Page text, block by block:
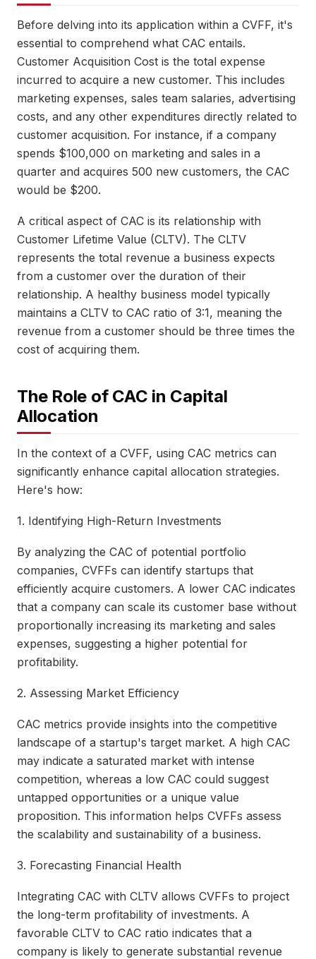
Before delving into its application within a CVFF, it's
essential to comprehend what CAC entails.
Customer Acquisition Cost is the total expense
incurred to acquire a new customer. This includes
marketing expenses, sales team salaries, advertising
costs, and any other expenditures directly related to
customer acquisition. For instance, if a company
spends $100,000 on marketing and sales in a
quarter and acquires 500 new customers, the CAC
would be $200.
A critical aspect of CAC is its relationship with
Customer Lifetime Value (CLTV). The CLTV
represents the total revenue a business expects
from a customer over the duration of their
relationship. A healthy business model typically
maintains a CLTV to CAC ratio of 3:1, meaning the
revenue from a customer should be three times the
cost of acquiring them.
The Role of CAC in Capital
Allocation
In the context of a CVFF, using CAC metrics can
significantly enhance capital allocation strategies.
Here's how:
1. Identifying High-Return Investments
By analyzing the CAC of potential portfolio
companies, CVFFs can identify startups that
efficiently acquire customers. A lower CAC indicates
that a company can scale its customer base without
proportionally increasing its marketing and sales
expenses, suggesting a higher potential for
profitability.
2. Assessing Market Efficiency
CAC metrics provide insights into the competitive
landscape of a startup's target market. A high CAC
may indicate a saturated market with intense
competition, whereas a low CAC could suggest
untapped opportunities or a unique value
proposition. This information helps CVFFs assess
the scalability and sustainability of a business.
3. Forecasting Financial Health
Integrating CAC with CLTV allows CVFFs to project
the long-term profitability of investments. A
favorable CLTV to CAC ratio indicates that a
company is likely to generate substantial revenue